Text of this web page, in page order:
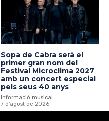
Sopa de Cabra serà el
primer gran nom del
Festival Microclima 2027
amb un concert especial
pels seus 40 anys
Informació musical
7 d'agost de 2026